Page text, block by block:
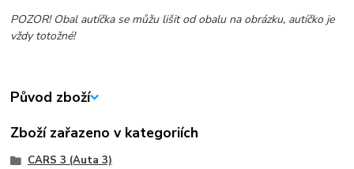
POZOR! Obal autíčka se můžu lišit od obalu na obrázku, autíčko je
vždy totožné!
Původ zboží
Zboží zařazeno v kategoriích
CARS 3 (Auta 3)